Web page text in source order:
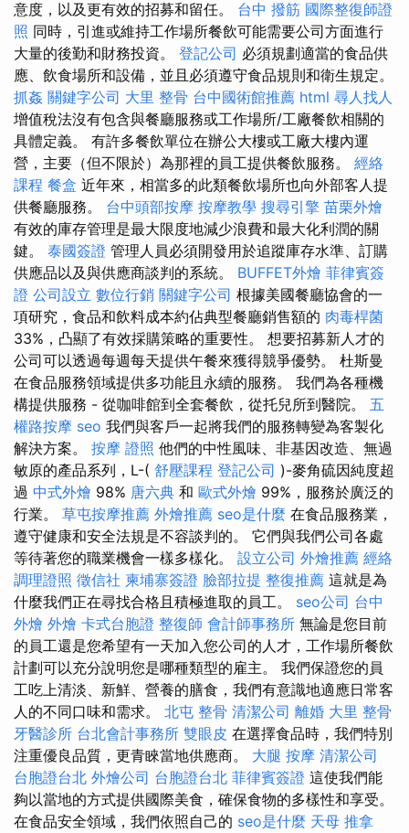
意度，以及更有效的招募和留任。 台中 撥筋 國際整復師證
照 同時，引進或維持工作場所餐飲可能需要公司方面進行
大量的後勤和財務投資。 登記公司 必須規劃適當的食品供
應、飲食場所和設備，並且必須遵守食品規則和衛生規定。
抓姦 關鍵字公司 大里 整骨 台中國術館推薦 html 尋人找人
增值稅法沒有包含與餐廳服務或工作場所/工廠餐飲相關的
具體定義。 有許多餐飲單位在辦公大樓或工廠大樓內運
營，主要（但不限於）為那裡的員工提供餐飲服務。 經絡
課程 餐盒 近年來，相當多的此類餐飲場所也向外部客人提
供餐廳服務。 台中頭部按摩 按摩教學 搜尋引擎 苗栗外燴
有效的庫存管理是最大限度地減少浪費和最大化利潤的關
鍵。 泰國簽證 管理人員必須開發用於追蹤庫存水準、訂購
供應品以及與供應商談判的系統。 BUFFET外燴 菲律賓簽
證 公司設立 數位行銷 關鍵字公司 根據美國餐廳協會的一
項研究，食品和飲料成本約佔典型餐廳銷售額的 肉毒桿菌
33%，凸顯了有效採購策略的重要性。 想要招募新人才的
公司可以透過每週每天提供午餐來獲得競爭優勢。 杜斯曼
在食品服務領域提供多功能且永續的服務。 我們為各種機
構提供服務 - 從咖啡館到全套餐飲，從托兒所到醫院。 五
權路按摩 seo 我們與客戶一起將我們的服務轉變為客製化
解決方案。 按摩 證照 他們的中性風味、非基因改造、無過
敏原的產品系列，L-( 舒壓課程 登記公司 )-麥角硫因純度超
過 中式外燴 98% 唐六典 和 歐式外燴 99%，服務於廣泛的
行業。 草屯按摩推薦 外燴推薦 seo是什麼 在食品服務業，
遵守健康和安全法規是不容談判的。 它們與我們公司各處
等待著您的職業機會一樣多樣化。 設立公司 外燴推薦 經絡
調理證照 徵信社 柬埔寨簽證 臉部拉提 整復推薦 這就是為
什麼我們正在尋找合格且積極進取的員工。 seo公司 台中
外燴 外燴 卡式台胞證 整復師 會計師事務所 無論是您目前
的員工還是您希望有一天加入您公司的人才，工作場所餐飲
計劃可以充分說明您是哪種類型的雇主。 我們保證您的員
工吃上清淡、新鮮、營養的膳食，我們有意識地適應日常客
人的不同口味和需求。 北屯 整骨 清潔公司 離婚 大里 整骨
牙醫診所 台北會計事務所 雙眼皮 在選擇食品時，我們特別
注重優良品質，更青睞當地供應商。 大腿 按摩 清潔公司
台胞證台北 外燴公司 台胞證台北 菲律賓簽證 這使我們能
夠以當地的方式提供國際美食，確保食物的多樣性和享受。
在食品安全領域，我們依照自己的 seo是什麼 天母 推拿